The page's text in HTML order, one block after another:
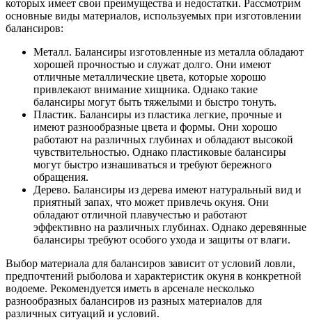
которых имеет свои преимущества и недостатки. Рассмотрим
основные виды материалов, используемых при изготовлении
балансиров:
Металл. Балансиры изготовленные из металла обладают
хорошей прочностью и служат долго. Они имеют
отличные металлические цвета, которые хорошо
привлекают внимание хищника. Однако такие
балансиры могут быть тяжелыми и быстро тонуть.
Пластик. Балансиры из пластика легкие, прочные и
имеют разнообразные цвета и формы. Они хорошо
работают на различных глубинах и обладают высокой
чувствительностью. Однако пластиковые балансиры
могут быстро изнашиваться и требуют бережного
обращения.
Дерево. Балансиры из дерева имеют натуральный вид и
приятный запах, что может привлечь окуня. Они
обладают отличной плавучестью и работают
эффективно на различных глубинах. Однако деревянные
балансиры требуют особого ухода и защиты от влаги.
Выбор материала для балансиров зависит от условий ловли,
предпочтений рыболова и характеристик окуня в конкретной
водоеме. Рекомендуется иметь в арсенале несколько
разнообразных балансиров из разных материалов для
различных ситуаций и условий.